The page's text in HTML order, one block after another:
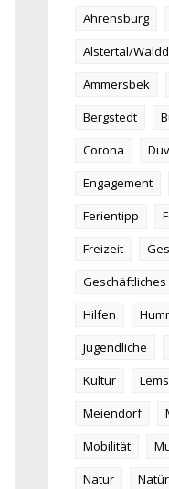
Ahrensburg
Alstertal/
Ammersbek
Bergstedt
Corona
Engagement
Ferientipp
Freizeit
Geschäftliches
Hilfen
Jugendliche
Kultur
Meiendorf
Mobilität
Natur